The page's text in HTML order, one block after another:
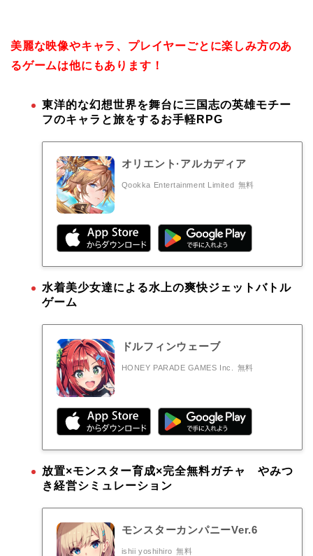
美麗な映像やキャラ、プレイヤーごとに楽しみ方のあ
るゲームは他にもあります！
東洋的な幻想世界を舞台に三国志の英雄モチー
フのキャラと旅をするお手軽RPG
オリエント·アルカディア
Qookka Entertainment Limited 無料
水着美少女達による水上の爽快ジェットバトル
ゲーム
ドルフィンウェーブ
HONEY PARADE GAMES Inc. 無料
放置×モンスター育成×完全無料ガチャ やみつ
き経営シミュレーション
モンスターカンパニーVer.6
ishii yoshihiro 無料